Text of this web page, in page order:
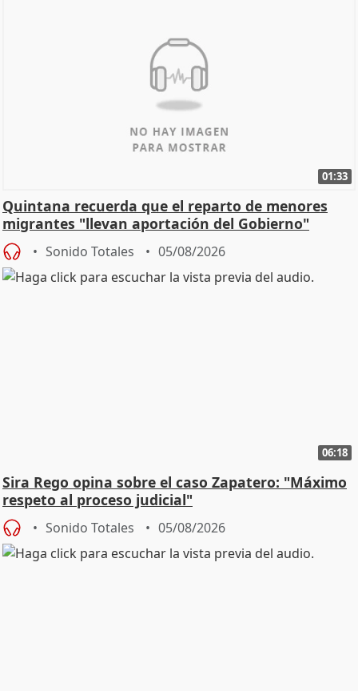
01:33
Quintana recuerda que el reparto de menores
migrantes "llevan aportación del Gobierno"
central
Sonido Totales 05/08/2026
06:18
Sira Rego opina sobre el caso Zapatero: "Máximo
respeto al proceso judicial"
Sonido Totales 05/08/2026